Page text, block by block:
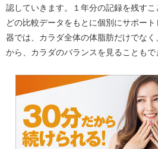
認していきます。１年分の記録を残す
どの比較データをもとに個別にサポー
器では、カラダ全体の体脂肪だけでな
から、カラダのバランスを見ることもで